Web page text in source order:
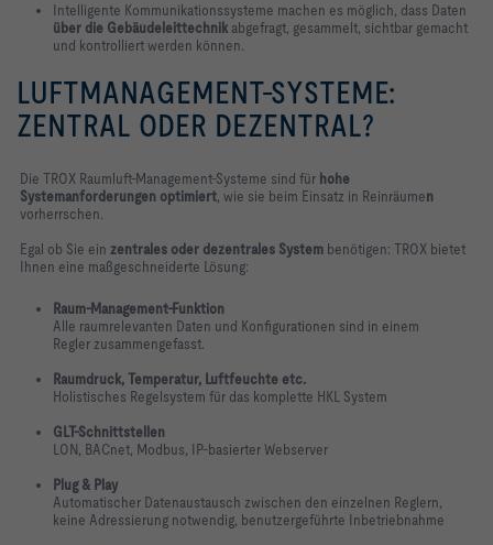
Intelligente Kommunikationssysteme machen es möglich, dass Daten
über die Gebäudeleittechnik abgefragt, gesammelt, sichtbar gemacht
und kontrolliert werden können.
LUFTMANAGEMENT-SYSTEME:
ZENTRAL ODER DEZENTRAL?
Die TROX Raumluft-Management-Systeme sind für hohe
Systemanforderungen optimiert, wie sie beim Einsatz in Reinräumen
vorherrschen.
Egal ob Sie ein zentrales oder dezentrales System benötigen: TROX bietet
Ihnen eine maßgeschneiderte Lösung:
Raum-Management-Funktion
Alle raumrelevanten Daten und Konfigurationen sind in einem
Regler zusammengefasst.
Raumdruck, Temperatur, Luftfeuchte etc.
Holistisches Regelsystem für das komplette HKL System
GLT-Schnittstellen
LON, BACnet, Modbus, IP-basierter Webserver
Plug & Play
Automatischer Datenaustausch zwischen den einzelnen Reglern,
keine Adressierung notwendig, benutzergeführte Inbetriebnahme